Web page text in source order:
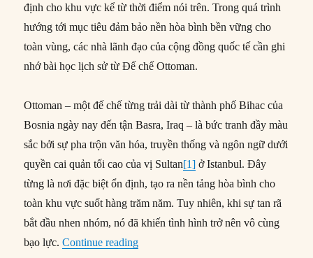
định cho khu vực kể từ thời điểm nói trên. Trong quá trình
hướng tới mục tiêu đảm bảo nền hòa bình bền vững cho
toàn vùng, các nhà lãnh đạo của cộng đồng quốc tế cần ghi
nhớ bài học lịch sử từ Đế chế Ottoman.
Ottoman – một đế chế từng trải dài từ thành phố Bihac của
Bosnia ngày nay đến tận Basra, Iraq – là bức tranh đầy màu
sắc bởi sự pha trộn văn hóa, truyền thống và ngôn ngữ dưới
quyền cai quản tối cao của vị Sultan[1] ở Istanbul. Đây
từng là nơi đặc biệt ổn định, tạo ra nền tảng hòa bình cho
toàn khu vực suốt hàng trăm năm. Tuy nhiên, khi sự tan rã
bắt đầu nhen nhóm, nó đã khiến tình hình trở nên vô cùng
bạo lực.Continue reading“Di sản của Đế chế Ottoman đối với